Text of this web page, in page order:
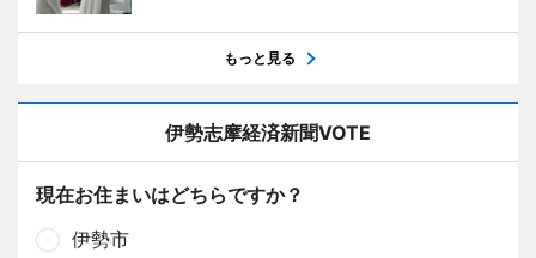
もっと見る
伊勢志摩経済新聞VOTE
現在お住まいはどちらですか？
伊勢市